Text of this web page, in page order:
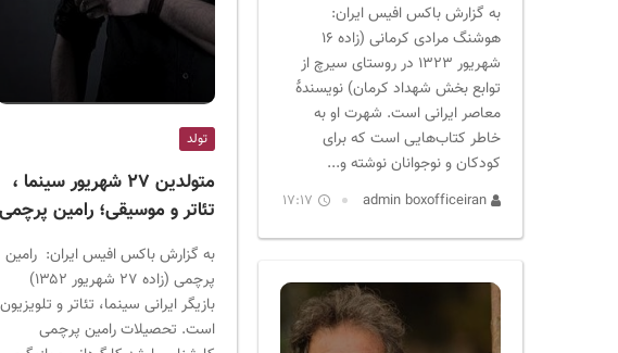
به گزارش باکس افیس ایران:
هوشنگ مرادی کرمانی (زاده ۱۶
شهریور ۱۳۲۳ در روستای سیرچ از
توابع بخش شهداد کرمان) نویسندهٔ
معاصر ایرانی است. شهرت او به
خاطر کتاب‌هایی است که برای
کودکان و نوجوانان نوشته و...
17:17
تولد
متولدین ۲۷ شهریور سینما ،
تئاتر و موسیقی؛ رامین پرچمی
به گزارش باکس افیس ایران: رامین
پرچمی (زاده ۲۷ شهریور ۱۳۵۲)
بازیگر ایرانی سینما، تئاتر و تلویزیون
است. تحصیلات رامین پرچمی